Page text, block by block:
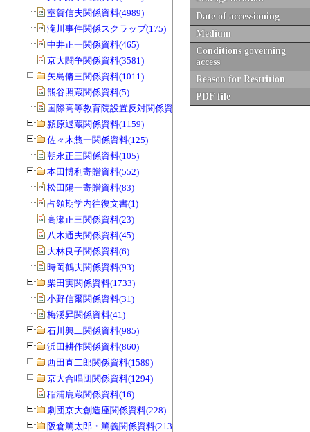
室賀信夫関係資料(4989)
滝川事件関係スクラップ(175)
中井正一関係資料(465)
京大闘争関係資料(3581)
矢島脩三関係資料(1011)
熊谷照蔵関係資料(5)
国際高等教育院設置反対関係資料(20)
潁原退蔵関係資料(1159)
佐々木惣一関係資料(125)
朝永正三関係資料(105)
本田博利寄贈資料(552)
松田陽一寄贈資料(83)
占領期学内往復文書(1)
高瀬正三関係資料(23)
八木通夫関係資料(45)
大林良子関係資料(6)
時岡鶴夫関係資料(93)
柴田実関係資料(1733)
小野信爾関係資料(31)
梅溪昇関係資料(41)
石川興二関係資料(985)
浜田耕作関係資料(860)
西田直二郎関係資料(1589)
京大合唱団関係資料(1294)
稲浦鹿蔵関係資料(16)
劇団京大創造座関係資料(228)
阪倉篤太郎・篤義関係資料(213)
Date of accessioning
Medium
Conditions governing
access
Reason for Restrition
PDF file